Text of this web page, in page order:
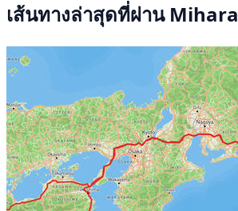
เส้นทางล่าสุดที่ผ่าน Mihara